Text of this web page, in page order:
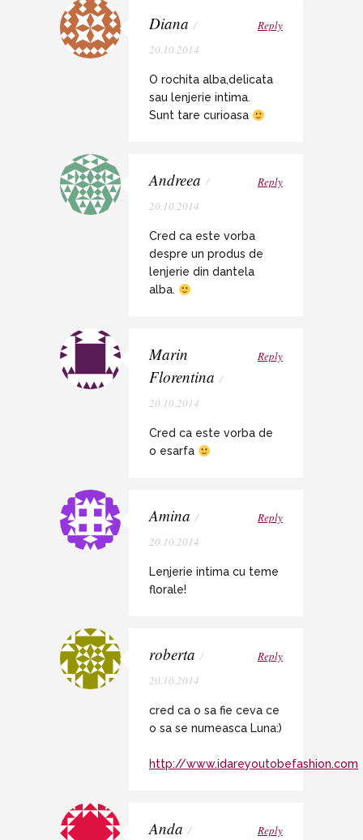
Diana /
20.10.2014
Reply
O rochita alba,delicata
sau lenjerie intima.
Sunt tare curioasa
Andreea /
20.10.2014
Reply
Cred ca este vorba
despre un produs de
lenjerie din dantela
alba.
Marin
Florentina /
20.10.2014
Reply
Cred ca este vorba de
o esarfa
Amina /
20.10.2014
Reply
Lenjerie intima cu teme
florale!
roberta /
20.10.2014
Reply
cred ca o sa fie ceva ce
o sa se numeasca Luna:)
http://www.idareyoutobefashion.com
Anda /
Reply